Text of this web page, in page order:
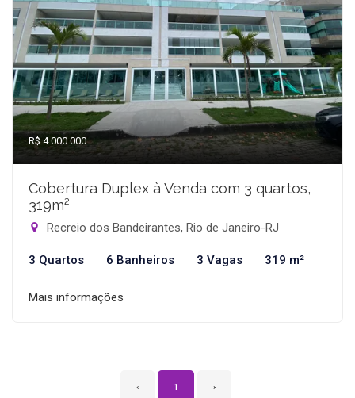
R$ 4.000.000
Cobertura Duplex à Venda com 3 quartos,
319m²
Recreio dos Bandeirantes, Rio de Janeiro-RJ
3 Quartos 6 Banheiros 3 Vagas 319 m²
Mais informações
‹ 1 ›